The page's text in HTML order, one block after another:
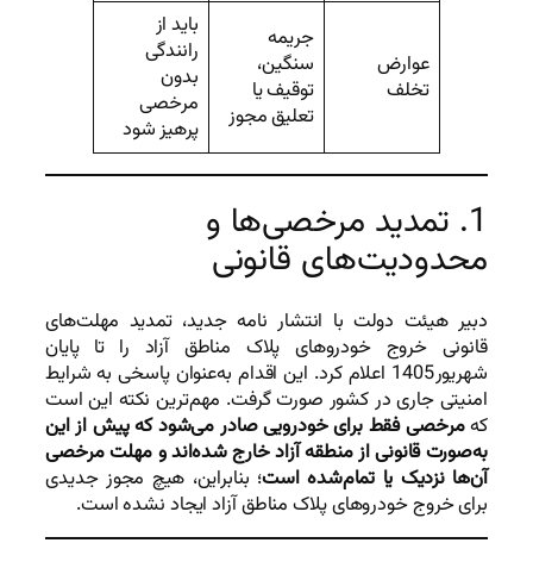
عوارض
تخلف
جریمه
سنگین،
توقیف یا
تعلیق مجوز
باید از
رانندگی
بدون
مرخصی
پرهیز شود
1. تمدید مرخصی‌ها و
محدودیت‌های قانونی
دبیر هیئت دولت با انتشار نامه جدید، تمدید مهلت‌های
قانونی خروج خودروهای پلاک مناطق آزاد را تا پایان
شهریور 1405 اعلام کرد. این اقدام به‌عنوان پاسخی به شرایط
امنیتی جاری در کشور صورت گرفت. مهم‌ترین نکته این است
کهمرخصی فقط برای خودرویی صادر می‌شود که پیش از این
به‌صورت قانونی از منطقه آزاد خارج شده‌اند و مهلت مرخصی
آن‌ها نزدیک یا تمام‌شده است؛ بنابراین، هیچ مجوز جدیدی
برای خروج خودروهای پلاک مناطق آزاد ایجاد نشده است.